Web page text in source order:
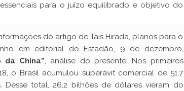
para o juízo equilibrado e objetivo do
do artigo de Tais Hirada, planos para o
em editorial do Estadão, 9 de dezembro,
da China”, análise do presente. Nos primeiros
o Brasil acumulou superávit comercial de 51,7
Desse total, 26,2 bilhões de dólares vieram do